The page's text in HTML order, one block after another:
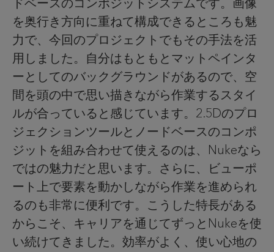
ドベースのコンポジットシステムです。画像
を奥行き方向に重ねて構成できるところも魅
力で、今回のプロジェクトでもその手法を活
用しました。自分はもともとマットペインタ
ーとしてのバックグラウンドがあるので、空
間を頭の中で思い描きながら作業するスタイ
ルが合っていると感じています。2.5Dのプロ
ジェクションツールとノードベースのコンポ
ジットを組み合わせて使えるのは、Nukeなら
ではの魅力だと思います。さらに、ビューポ
ート上で要素を動かしながら作業を進められ
るのも非常に便利です。こうした特長がある
からこそ、キャリアを通じてずっとNukeを使
い続けてきました。効率がよく、使い心地の